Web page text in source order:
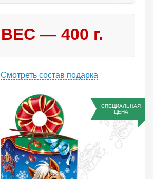
СПЕЦИАЛЬНАЯ
ЦЕНА
ВЕС — 400 г.
Смотреть состав подарка